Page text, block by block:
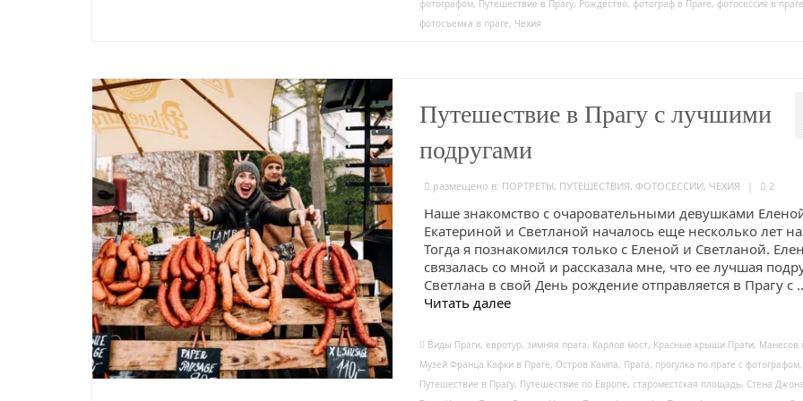
фотографом, Путешествие в Прагу, Рождество, фотограф в Праге, фотосессия в праге
фотосъемка в праге, Чехия
Путешествие в Прагу с лучшими
подругами
размещено в: ПОРТРЕТЫ, ПУТЕШЕСТВИЯ, ФОТОСЕССИИ, ЧЕХИЯ | 2
Наше знакомство с очаровательными девушками
Екатериной и Светланой началось еще несколько лет
Тогда я познакомился только с Еленой и Светланой.
связалась со мной и рассказала мне, что ее лучшая
Светлана в свой День рождение отправляется в Прагу с
Читать далее
Виды Праги, евротур, зимняя прага, Карлов мост, Красные крыши Праги, Манесов
Музей Франца Кафки в Праге, Остров Кампа, Прага, прогулка по праге с фотографом,
Путешествие в Прагу, Путешествие по Европе, староместская площадь, Стена